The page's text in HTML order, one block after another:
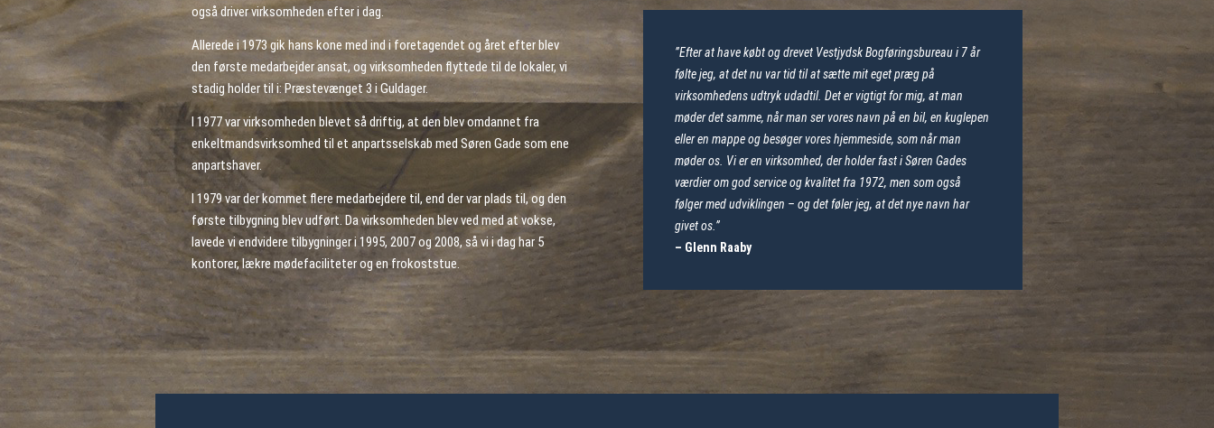
også driver virksomheden efter i dag.
Allerede i 1973 gik hans kone med ind i foretagendet og året efter blev
den første medarbejder ansat, og virksomheden flyttede til de lokaler, vi
stadig holder til i: Præstevænget 3 i Guldager.
I 1977 var virksomheden blevet så driftig, at den blev omdannet fra
enkeltmandsvirksomhed til et anpartsselskab med Søren Gade som ene
anpartshaver.
I 1979 var der kommet flere medarbejdere til, end der var plads til, og den
første tilbygning blev udført. Da virksomheden blev ved med at vokse,
lavede vi endvidere tilbygninger i 1995, 2007 og 2008, så vi i dag har 5
kontorer, lækre mødefaciliteter og en frokoststue.
”Efter at have købt og drevet Vestjydsk Bogføringsbureau i 7 år
følte jeg, at det nu var tid til at sætte mit eget præg på
virksomhedens udtryk udadtil. Det er vigtigt for mig, at man
møder det samme, når man ser vores navn på en bil, en kuglepen
eller en mappe og besøger vores hjemmeside, som når man
møder os. Vi er en virksomhed, der holder fast i Søren Gades
værdier om god service og kvalitet fra 1972, men som også
følger med udviklingen – og det føler jeg, at det nye navn har
givet os.”
– Glenn Raaby